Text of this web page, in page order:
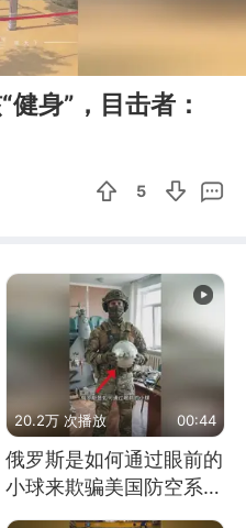
身”，目击者：
5
20.2万 次播放 00:44
俄罗斯是如何通过眼前的
小球来欺骗美国防空系统
的